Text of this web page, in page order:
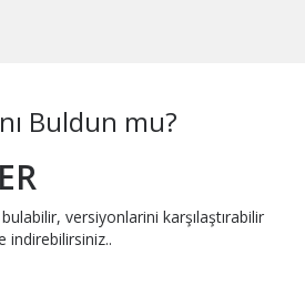
Buldun mu?
versiyonlarini karşılaştırabilir
indirebilirsiniz..